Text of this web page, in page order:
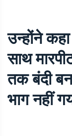
उन्होंने
साथ
तक बंदी
भाग नहीं